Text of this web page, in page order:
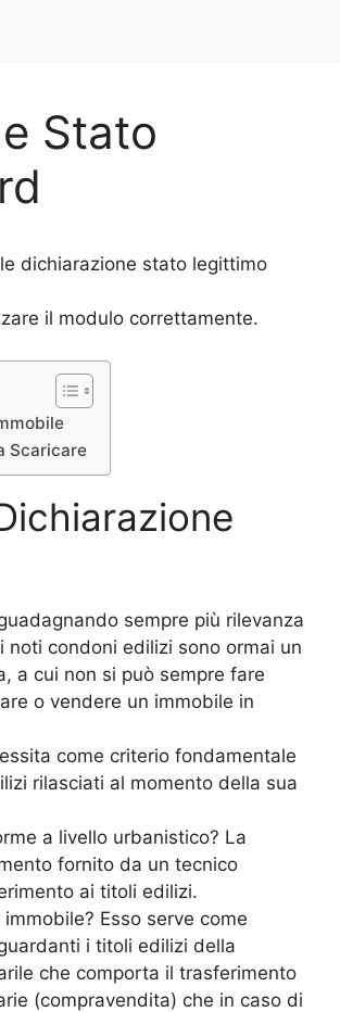
Stato
dichiarazione stato legittimo
il modulo correttamente.
Scaricare
sempre più rilevanza
noti condoni edilizi sono ormai un
a cui non si può sempre fare
o vendere un immobile in
come criterio fondamentale
rilasciati al momento della sua
a livello urbanistico? La
fornito da un tecnico
ai titoli edilizi.
Esso serve come
i titoli edilizi della
che comporta il trasferimento
(compravendita) che in caso di